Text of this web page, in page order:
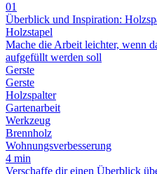
01
Überblick und Inspiration:
Holzstapel
Mache die Arbeit leichter, wenn
aufgefüllt werden soll
Gerste
Gerste
Holzspalter
Gartenarbeit
Werkzeug
Brennholz
Wohnungsverbesserung
4 min
Verschaffe dir einen Überblick